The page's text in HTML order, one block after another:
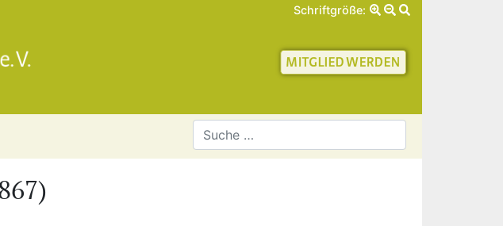
Schriftgröße:
Gesellschaft für Geschichte